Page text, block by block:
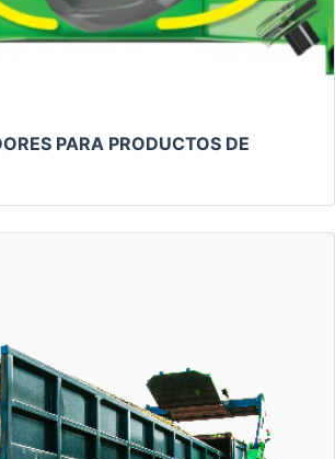
PARA PRODUCTOS DE